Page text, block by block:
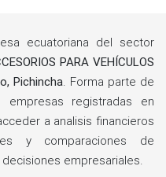
ecuatoriana del sector
PARA VEHÍCULOS
Pichincha. Forma parte de
empresas registradas en
a analisis financieros
y comparaciones de
empresariales.